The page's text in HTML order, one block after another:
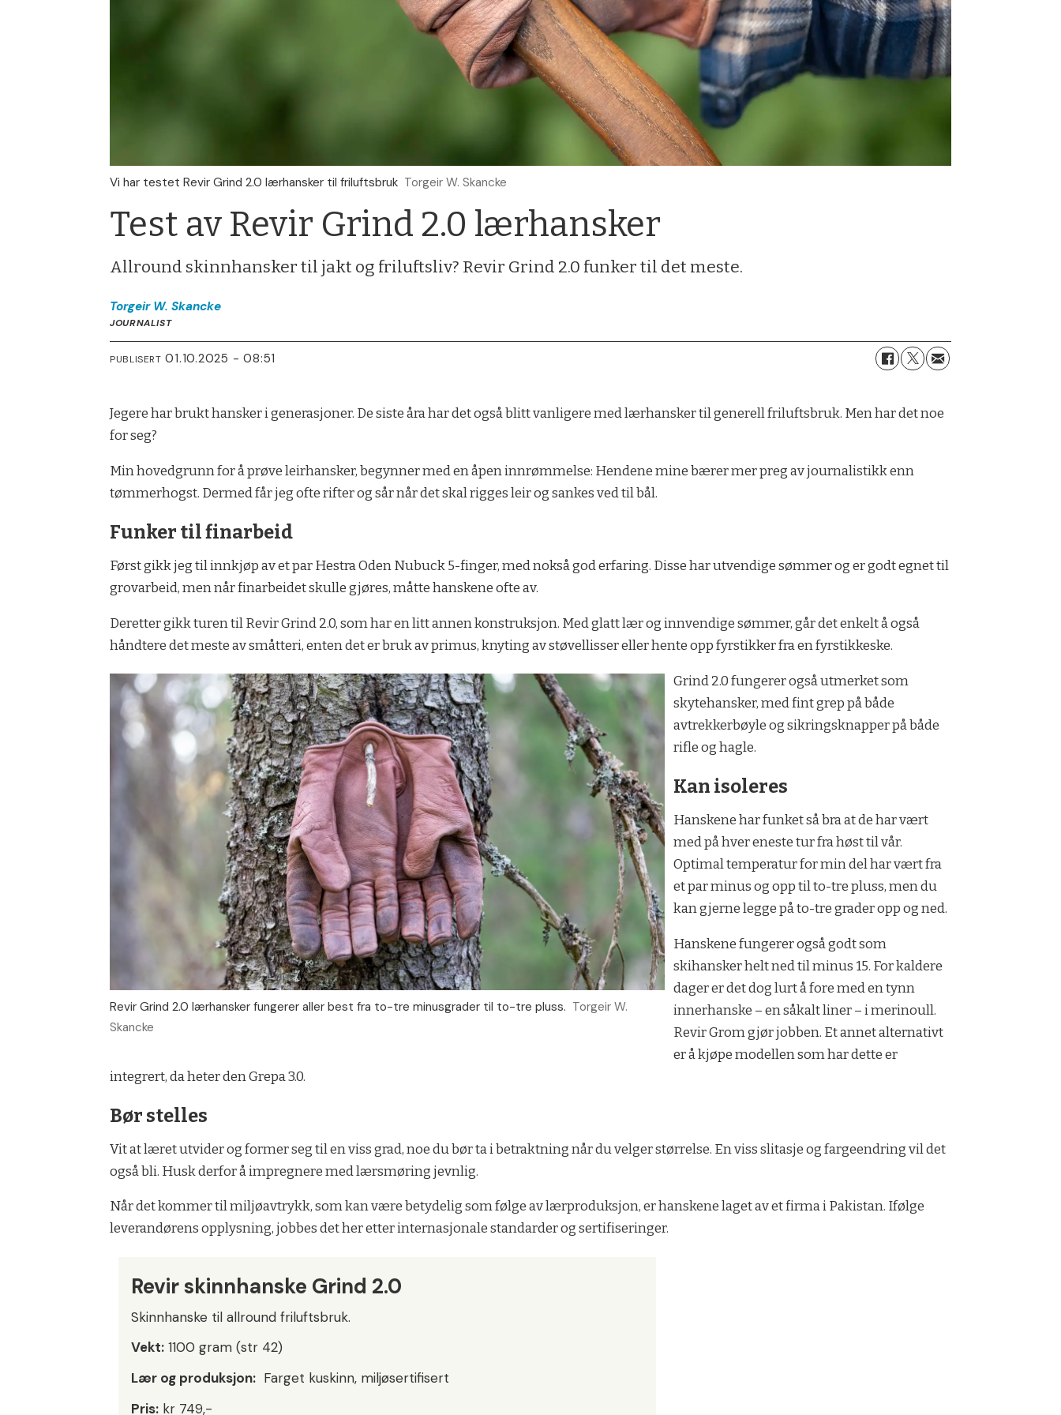
Vi har testet Revir Grind 2.0 lærhansker til friluftsbruk Torgeir W. Skancke
Test av Revir Grind 2.0 lærhansker
Allround skinnhansker til jakt og friluftsliv? Revir Grind 2.0 funker til det meste.
Torgeir W. Skancke
JOURNALIST
PUBLISERT 01.10.2025 - 08:51
Jegere har brukt hansker i generasjoner. De siste åra har det også blitt vanligere med lærhansker til generell friluftsbruk. Men har det noe
for seg?
Min hovedgrunn for å prøve leirhansker, begynner med en åpen innrømmelse: Hendene mine bærer mer preg av journalistikk enn
tømmerhogst. Dermed får jeg ofte rifter og sår når det skal rigges leir og sankes ved til bål.
Funker til finarbeid
Først gikk jeg til innkjøp av et par Hestra Oden Nubuck 5-finger, med nokså god erfaring. Disse har utvendige sømmer og er godt egnet til
grovarbeid, men når finarbeidet skulle gjøres, måtte hanskene ofte av.
Deretter gikk turen til Revir Grind 2.0, som har en litt annen konstruksjon. Med glatt lær og innvendige sømmer, går det enkelt å også
håndtere det meste av småtteri, enten det er bruk av primus, knyting av støvellisser eller hente opp fyrstikker fra en fyrstikkeske.
Revir Grind 2.0 lærhansker fungerer aller best fra to-tre minusgrader til to-tre pluss. Torgeir W.
Skancke
Grind 2.0 fungerer også utmerket som
skytehansker, med fint grep på både
avtrekkerbøyle og sikringsknapper på både
rifle og hagle.
Kan isoleres
Hanskene har funket så bra at de har vært
med på hver eneste tur fra høst til vår.
Optimal temperatur for min del har vært fra
et par minus og opp til to-tre pluss, men du
kan gjerne legge på to-tre grader opp og ned.
Hanskene fungerer også godt som
skihansker helt ned til minus 15. For kaldere
dager er det dog lurt å fore med en tynn
innerhanske – en såkalt liner – i merinoull.
Revir Grom gjør jobben. Et annet alternativt
er å kjøpe modellen som har dette er
integrert, da heter den Grepa 3.0.
Bør stelles
Vit at læret utvider og former seg til en viss grad, noe du bør ta i betraktning når du velger størrelse. En viss slitasje og fargeendring vil det
også bli. Husk derfor å impregnere med lærsmøring jevnlig.
Når det kommer til miljøavtrykk, som kan være betydelig som følge av lærproduksjon, er hanskene laget av et firma i Pakistan. Ifølge
leverandørens opplysning, jobbes det her etter internasjonale standarder og sertifiseringer.
Revir skinnhanske Grind 2.0
Skinnhanske til allround friluftsbruk.
Vekt: 1100 gram (str 42)
Lær og produksjon: Farget kuskinn, miljøsertifisert
Pris: kr 749,-